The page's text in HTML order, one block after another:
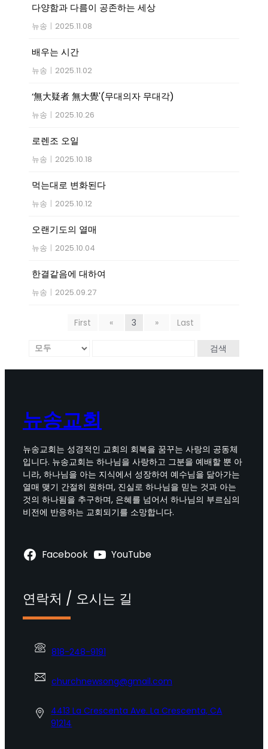
다양함과 다름이 공존하는 세상
뉴송 | 2025.11.08
배우는 시간
뉴송 | 2025.11.02
‘無大疑者 無大覺'(무대의자 무대각)
뉴송 | 2025.10.26
로렌조 오일
뉴송 | 2025.10.18
먹는대로 변화된다
뉴송 | 2025.10.12
오랜기도의 열매
뉴송 | 2025.10.04
한결같음에 대하여
뉴송 | 2025.09.27
First « 3 » Last
검색
뉴송교회
뉴송교회는 성경적인 교회의 회복을 꿈꾸는 사랑의 공동체
입니다. 뉴송교회는 하나님을 사랑하고 그분을 예배할 뿐 아
니라, 하나님을 아는 지식에서 성장하여 예수님을 닮아가는
열매 맺기 간절히 원하며, 진실로 하나님을 믿는 것과 아는
것의 하나됨을 추구하며, 은혜를 넘어서 하나님의 부르심의
비전에 반응하는 교회되기를 소망합니다.
Facebook YouTube
연락처 / 오시는 길
818-248-9191
churchnewsong@gmail.com
4413 La Crescenta Ave. La Crescenta, CA
91214